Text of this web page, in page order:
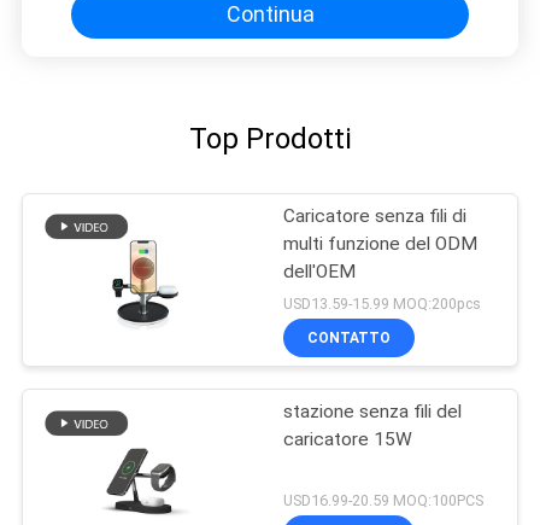
Continua
Top Prodotti
Caricatore senza fili di
multi funzione del ODM
dell'OEM
USD13.59-15.99 MOQ:200pcs
CONTATTO
stazione senza fili del
caricatore 15W
USD16.99-20.59 MOQ:100PCS